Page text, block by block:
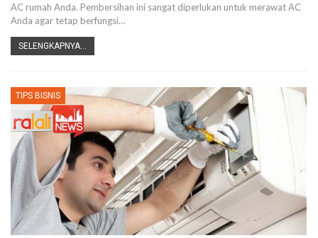
AC rumah Anda. Pembersihan ini sangat diperlukan untuk merawat AC
Anda agar tetap berfungsi…
SELENGKAPNYA...
TIPS BISNIS